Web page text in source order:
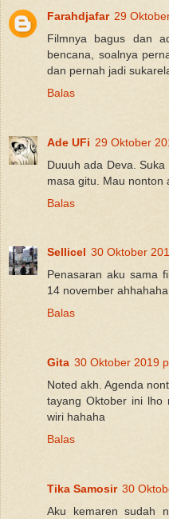
Farahdjafar 29
Filmnya bagus dan
bencana, soalnya
dan pernah jadi
Balas
Ade UFi 29 Oktober
Duuuh ada Deva.
masa gitu. Mau nonton
Balas
Sellicel 30 Oktober
Penasaran aku sama
14 november
Balas
Gita 30 Oktober 2019
Noted akh. Agenda
tayang Oktober ini lho
wiri hahaha
Balas
Tika Samosir 30
Aku kemaren sudah